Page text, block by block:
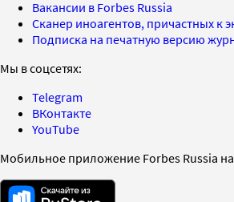
Вакансии в Forbes Russia
Сканер иноагентов, причастных к
Подписка на печатную версию
Мы в соцсетях:
Telegram
ВКонтакте
YouTube
Мобильное приложение Forbes Russia